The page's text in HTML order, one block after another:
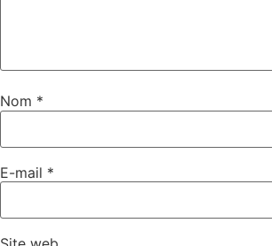
Nom *
E-mail *